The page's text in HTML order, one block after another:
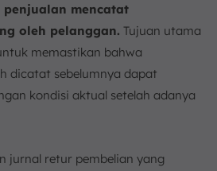
mencatat
oleh pelanggan. Tujuan utama
memastikan bahwa
dicatat sebelumnya dapat
kondisi aktual setelah adanya
jurnal retur pembelian yang